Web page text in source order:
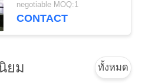
negotiable MOQ:1
CONTACT
ยม ทั้งหมด